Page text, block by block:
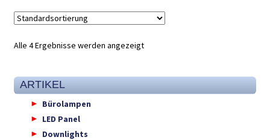
Alle 4 Ergebnisse werden angezeigt
ARTIKEL
Bürolampen
LED Panel
Downlights